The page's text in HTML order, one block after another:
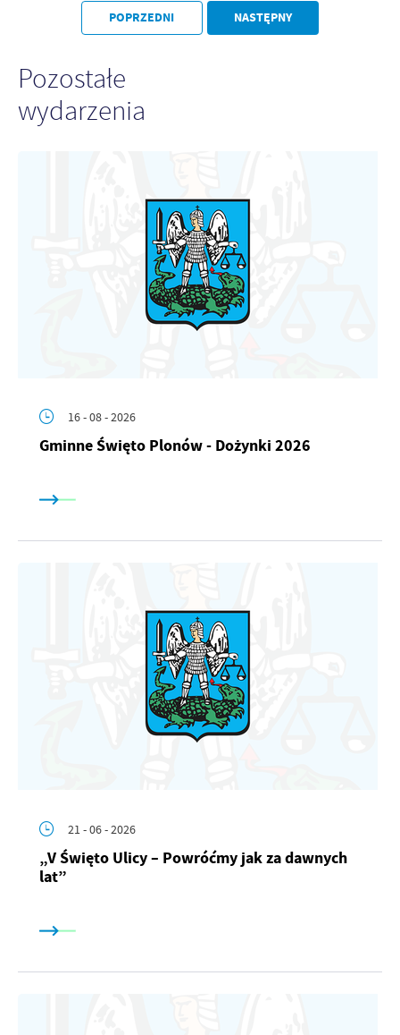
POPRZEDNI NASTĘPNY
Pozostałe
wydarzenia
16 - 08 - 2026
Gminne Święto Plonów - Dożynki 2026
21 - 06 - 2026
„V Święto Ulicy – Powróćmy jak za dawnych
lat”
treści w postaci wiadomości, ofert, komunikatów mediów
społecznościowych.